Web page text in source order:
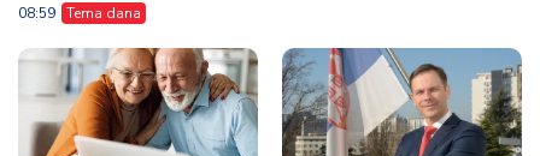
08:59 Tema dana